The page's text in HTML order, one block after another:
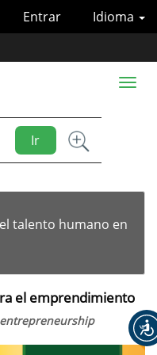
Idioma
Entrar
Ir
Toggle
talento humano en
el emprendimiento